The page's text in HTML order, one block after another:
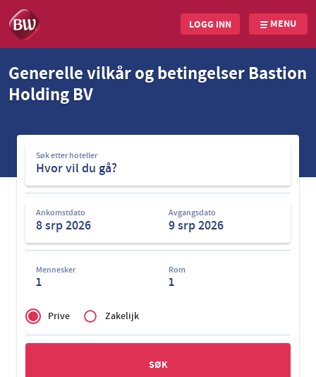
main
LOGG INN MENU
Generelle vilkår og betingelser Bastion
Holding BV
Søk
etter
hoteller
Søk etter hoteller
Ankomstdato Avgangsdato
Mennesker
1
Rom
1
of
Zakelijk
Prive Zakelijk